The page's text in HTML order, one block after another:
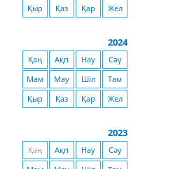
Қыр
Қаз Қар Жел
2024
Қаң Ақп Нау
Сәу
Мам
Мау Шіл
Там
Қыр
Қаз Қар Жел
2023
Қаң Ақп Нау
Сәу